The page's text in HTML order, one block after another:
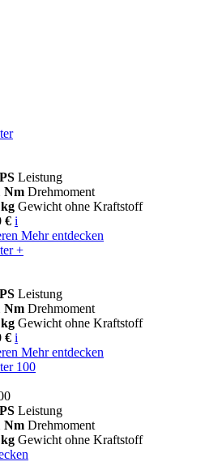
Leistung
Nm Drehmoment
Gewicht ohne Kraftstoff
€ i
Mehr entdecken
+
Leistung
Nm Drehmoment
Gewicht ohne Kraftstoff
€ i
Mehr entdecken
100
Leistung
Nm Drehmoment
Gewicht ohne Kraftstoff